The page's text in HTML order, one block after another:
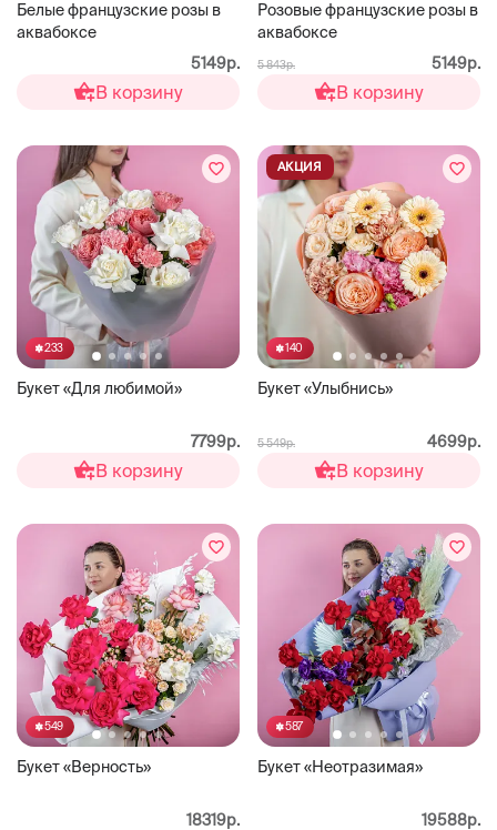
Белые французские розы в
аквабоксе
5149р.
В корзину
Розовые французские розы в
аквабоксе
5 843р. 5149р.
В корзину
233
Букет «Для любимой»
7799р.
В корзину
140
Букет «Улыбнись»
АКЦИЯ
5 549р. 4699р.
В корзину
549
Букет «Верность»
18319р.
587
Букет «Неотразимая»
19588р.